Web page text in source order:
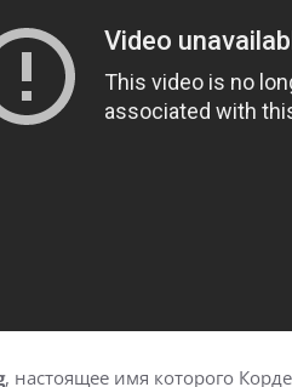
, настоящее имя которого